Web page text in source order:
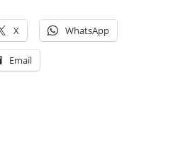
X WhatsApp
Email